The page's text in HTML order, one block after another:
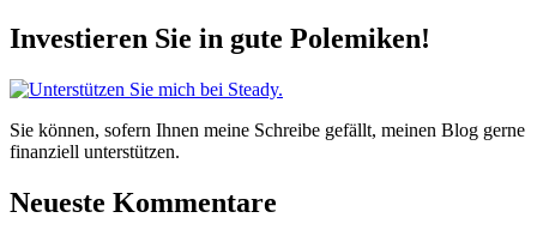
Investieren Sie in gute Polemiken!
Sie können, sofern Ihnen meine Schreibe gefällt, meinen Blog gerne
finanziell unterstützen.
Neueste Kommentare